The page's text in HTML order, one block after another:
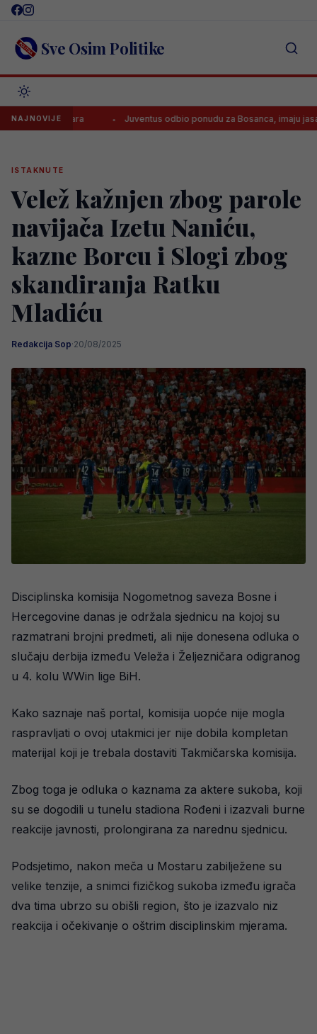
Skip
content Sve Osim Politike
NAJNOVIJE
Baždara Juventus odbio ponudu za Bosanca, imaju jasan
ISTAKNUTE
Velež kažnjen zbog parole
navijača Izetu Naniću,
kazne Borcu i Slogi zbog
skandiranja Ratku
Mladiću
Redakcija Sop·20/08/2025
Disciplinska komisija Nogometnog saveza Bosne i
Hercegovine danas je održala sjednicu na kojoj su
razmatrani brojni predmeti, ali nije donesena odluka o
slučaju derbija između Veleža i Željezničara odigranog
u 4. kolu WWin lige BiH.
Kako saznaje naš portal, komisija uopće nije mogla
raspravljati o ovoj utakmici jer nije dobila kompletan
materijal koji je trebala dostaviti Takmičarska komisija.
Zbog toga je odluka o kaznama za aktere sukoba, koji
su se dogodili u tunelu stadiona Rođeni i izazvali burne
reakcije javnosti, prolongirana za narednu sjednicu.
Podsjetimo, nakon meča u Mostaru zabilježene su
velike tenzije, a snimci fizičkog sukoba između igrača
dva tima ubrzo su obišli region, što je izazvalo niz
reakcija i očekivanje o oštrim disciplinskim mjerama.